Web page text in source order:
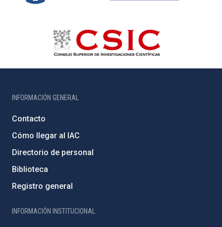
INFORMACIÓN GENERAL
Contacto
Cómo llegar al IAC
Directorio de personal
Biblioteca
Registro general
INFORMACIÓN INSTITUCIONAL